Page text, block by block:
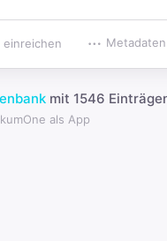
einreichen Metadaten
mit 1546
als App